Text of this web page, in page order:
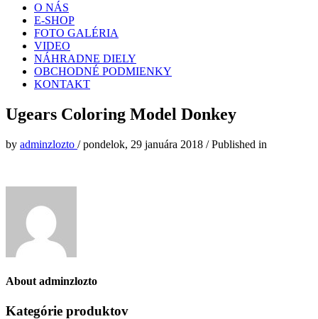
O NÁS
E-SHOP
FOTO GALÉRIA
VIDEO
NÁHRADNE DIELY
OBCHODNÉ PODMIENKY
KONTAKT
Ugears Coloring Model Donkey
by adminzlozto /pondelok, 29 januára 2018 /Published in
About adminzlozto
Kategórie produktov